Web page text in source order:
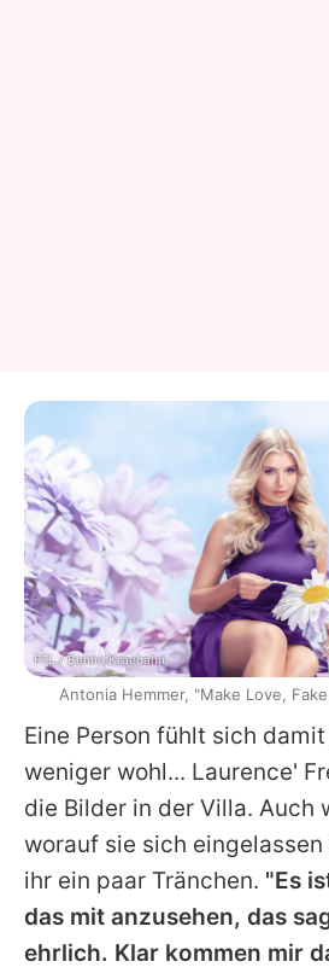
Eine Person fühlt sich
weniger wohl... Laurence'
die Bilder in der Villa. Auch
worauf sie sich
ihr ein paar Tränchen. "Es
das mit anzusehen, das
ehrlich. Klar kommen mir
RTL / Benno Kraehahn
Antonia Hemmer, "Make Love,